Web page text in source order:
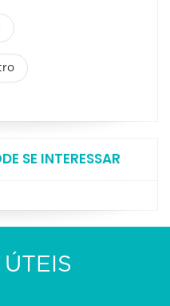
SE INTERESSAR
ÚTEIS